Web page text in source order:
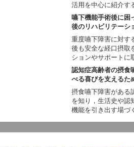
活用を中心に紹介す
嚥下機能手術後に困
後のリハビリテーシ
重度嚥下障害に対す
後も安全な経口摂取
ションやサポートに
認知症高齢者の摂食
べる喜びを支えるた
摂食嚥下障害がある
を知り，生活史や認
機能を引き出す場づ